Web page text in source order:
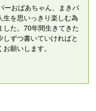
ーおばあちゃん、まきバ
生を思いっきり楽しむ為
した。70年間生きてきた
ずつ書いていければと
願いします。